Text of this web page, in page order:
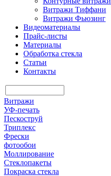
Витражи Тиффани
Витражи Фьюзинг
Видеоматериалы
Прайс-листы
Материалы
Обработка стекла
Статьи
Контакты
Витражи
УФ-печать
Пескоструй
Триплекс
Фрески
фотообои
Моллирование
Стеклопакеты
Покраска стекла